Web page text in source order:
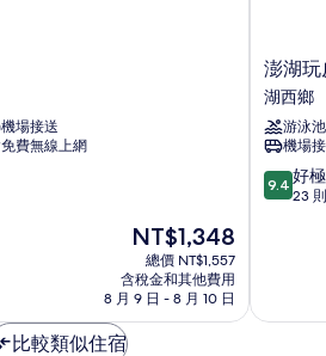
機場接送
免費無線上網
現
在
價
格
為
NT$1,348
總價 NT$1,557
含稅金和其他費用
8 月 9 日 - 8 月 10 日
澎
湖
玩
皮
海
角
城
澎湖玩
湖西鄉
游泳池
機場
9.4
分，
極
9.4 好
23
比較類似住宿